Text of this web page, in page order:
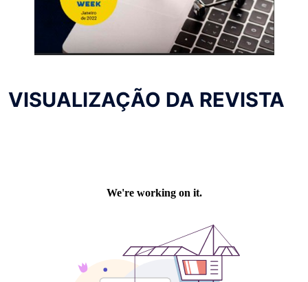
VISUALIZAÇÃO DA REVISTA